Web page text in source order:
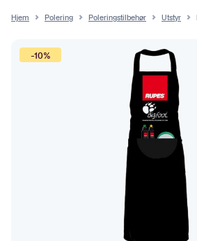
Hjem Polering Poleringstilbehør Utstyr
-10%